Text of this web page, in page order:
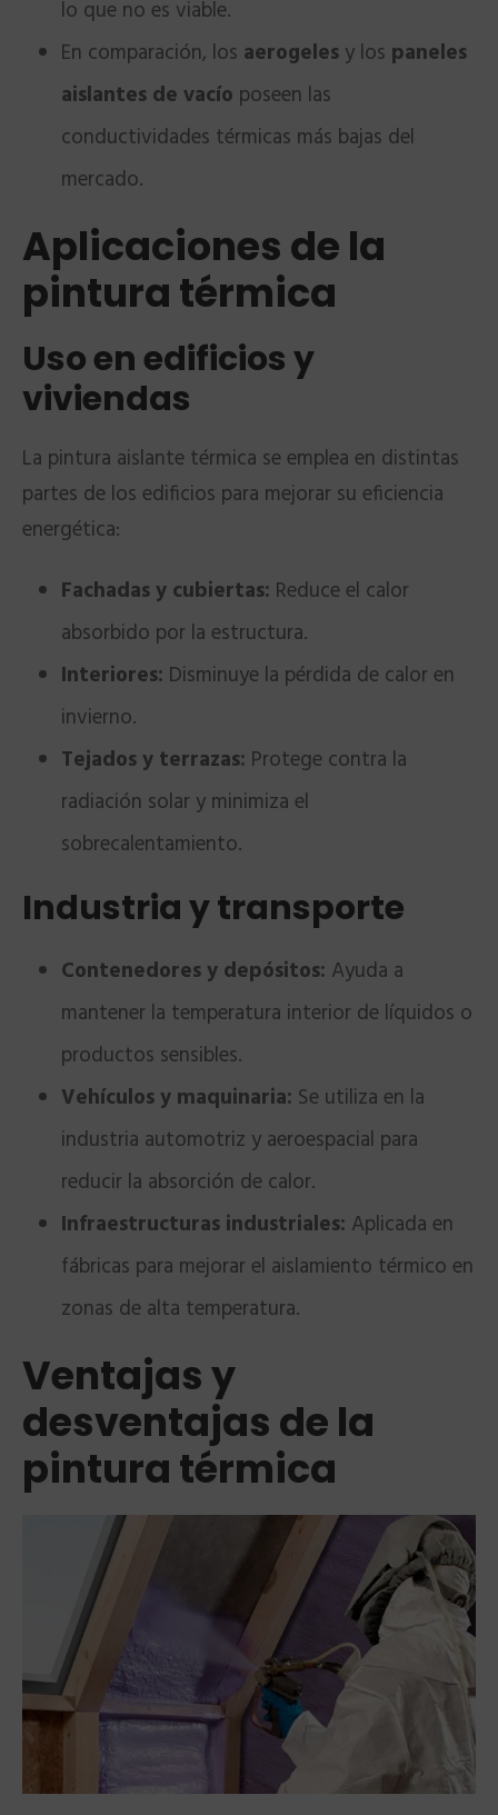
lo que no es viable.
En comparación, los aerogeles y los paneles
aislantes de vacío poseen las
conductividades térmicas más bajas del
mercado.
Aplicaciones de la
pintura térmica
Uso en edificios y
viviendas
La pintura aislante térmica se emplea en distintas
partes de los edificios para mejorar su eficiencia
energética:
Fachadas y cubiertas: Reduce el calor
absorbido por la estructura.
Interiores: Disminuye la pérdida de calor en
invierno.
Tejados y terrazas: Protege contra la
radiación solar y minimiza el
sobrecalentamiento.
Industria y transporte
Contenedores y depósitos: Ayuda a
mantener la temperatura interior de líquidos o
productos sensibles.
Vehículos y maquinaria: Se utiliza en la
industria automotriz y aeroespacial para
reducir la absorción de calor.
Infraestructuras industriales: Aplicada en
fábricas para mejorar el aislamiento térmico en
zonas de alta temperatura.
Ventajas y
desventajas de la
pintura térmica